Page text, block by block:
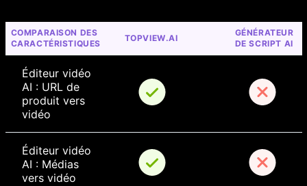
COMPARAISON DES
CARACTÉRISTIQUES
TOPVIEW.AI
GÉNÉRATEUR
DE SCRIPT AI
Éditeur vidéo
AI : URL de
produit vers
vidéo
Éditeur vidéo
AI : Médias
vers vidéo